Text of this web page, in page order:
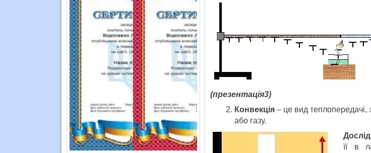
(презентація3)
Конвекція– це вид теплопередачі,
або газу.
її в